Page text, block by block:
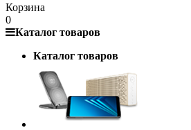
Корзина
0
Каталог товаров
Каталог товаров